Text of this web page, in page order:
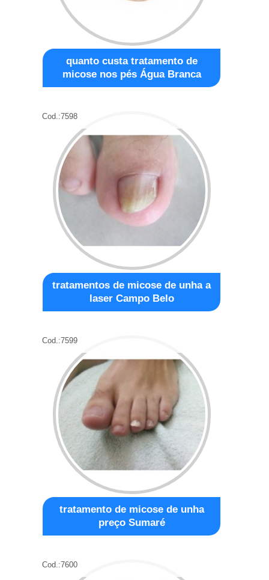
quanto custa tratamento de
micose nos pés Água Branca
Cod.:7598
tratamentos de micose de unha a
laser Campo Belo
Cod.:7599
tratamento de micose de unha
preço Sumaré
Cod.:7600